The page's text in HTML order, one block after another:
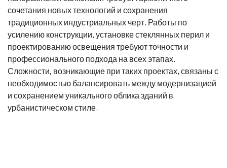
сочетания новых технологий и сохранения
традиционных индустриальных черт. Работы по
усилению конструкции, установке стеклянных перил и
проектированию освещения требуют точности и
профессионального подхода на всех этапах.
Сложности, возникающие при таких проектах, связаны с
необходимостью балансировать между модернизацией
и сохранением уникального облика зданий в
урбанистическом стиле.